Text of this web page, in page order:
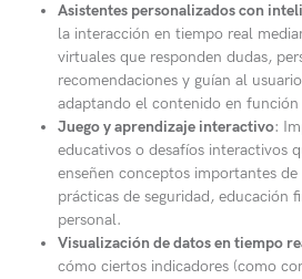
Asistentes personalizados con
la interacción en tiempo real
virtuales que responden dudas,
recomendaciones y guían al
adaptando el contenido en función
Juego y aprendizaje interactivo:
educativos o desafíos interactivos
enseñen conceptos importantes
prácticas de seguridad, educación
personal.
Visualización de datos en tiempo
cómo ciertos indicadores (como